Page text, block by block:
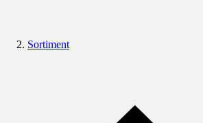
Sortiment